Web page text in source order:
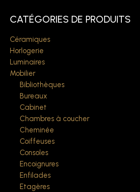
CATÉGORIES DE PRODUITS
Céramiques
Horlogerie
Luminaires
Mobilier
Bibliothèques
Bureaux
Cabinet
Chambres à coucher
Cheminée
Coiffeuses
Consoles
Encoignures
Enfilades
Etagères